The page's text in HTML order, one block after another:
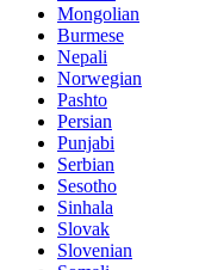
Mongolian
Burmese
Nepali
Norwegian
Pashto
Persian
Punjabi
Serbian
Sesotho
Sinhala
Slovak
Slovenian